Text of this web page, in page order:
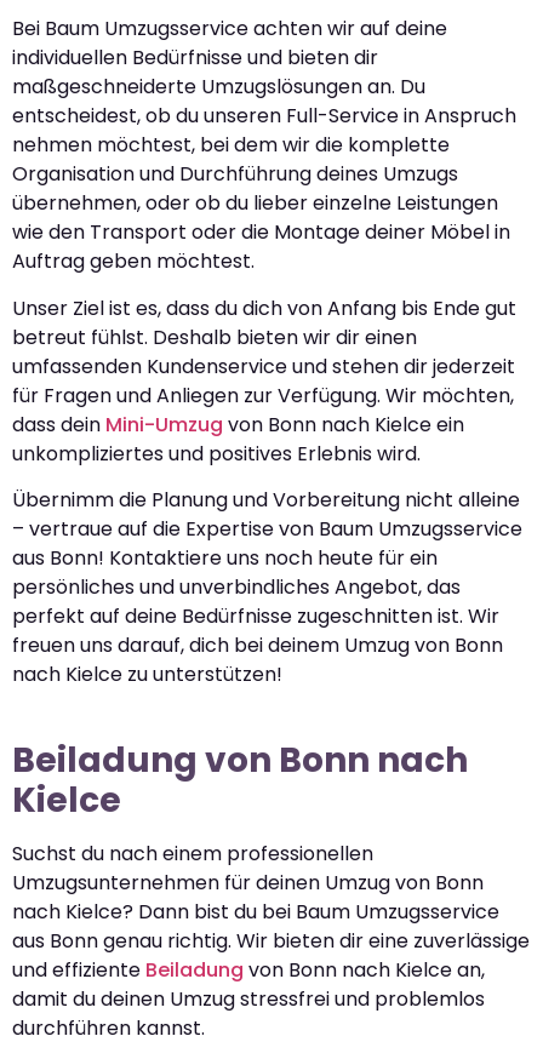
Bei Baum Umzugsservice achten wir auf deine
individuellen Bedürfnisse und bieten dir
maßgeschneiderte Umzugslösungen an. Du
entscheidest, ob du unseren Full-Service in Anspruch
nehmen möchtest, bei dem wir die komplette
Organisation und Durchführung deines Umzugs
übernehmen, oder ob du lieber einzelne Leistungen
wie den Transport oder die Montage deiner Möbel in
Auftrag geben möchtest.
Unser Ziel ist es, dass du dich von Anfang bis Ende gut
betreut fühlst. Deshalb bieten wir dir einen
umfassenden Kundenservice und stehen dir jederzeit
für Fragen und Anliegen zur Verfügung. Wir möchten,
dass dein Mini-Umzug von Bonn nach Kielce ein
unkompliziertes und positives Erlebnis wird.
Übernimm die Planung und Vorbereitung nicht alleine
– vertraue auf die Expertise von Baum Umzugsservice
aus Bonn! Kontaktiere uns noch heute für ein
persönliches und unverbindliches Angebot, das
perfekt auf deine Bedürfnisse zugeschnitten ist. Wir
freuen uns darauf, dich bei deinem Umzug von Bonn
nach Kielce zu unterstützen!
Beiladung von Bonn nach
Kielce
Suchst du nach einem professionellen
Umzugsunternehmen für deinen Umzug von Bonn
nach Kielce? Dann bist du bei Baum Umzugsservice
aus Bonn genau richtig. Wir bieten dir eine zuverlässige
und effiziente Beiladung von Bonn nach Kielce an,
damit du deinen Umzug stressfrei und problemlos
durchführen kannst.